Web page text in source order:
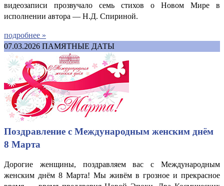
видеозаписи прозвучало семь стихов о Новом Мире в
исполнении автора — Н.Д. Спириной.
подробнее »
07.03.2026 ПАМЯТНЫЕ ДАТЫ
Поздравление с Международным женским днём
8 Марта
Дорогие женщины, поздравляем вас с Международным
женским днём 8 Марта! Мы живём в грозное и прекрасное